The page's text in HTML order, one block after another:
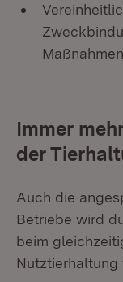
Immer
der
Auch die
Betriebe wird
beim
Nutztierhaltung